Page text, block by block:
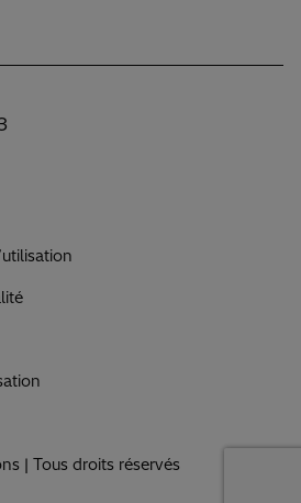
| Tous droits réservés